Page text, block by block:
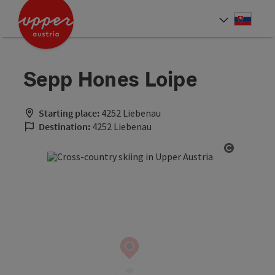
Accesskey
Accesskey
Sepp Hones Loipe
Starting place: 4252 Liebenau
Destination: 4252 Liebenau